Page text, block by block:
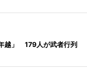
越」 179人が武者行列